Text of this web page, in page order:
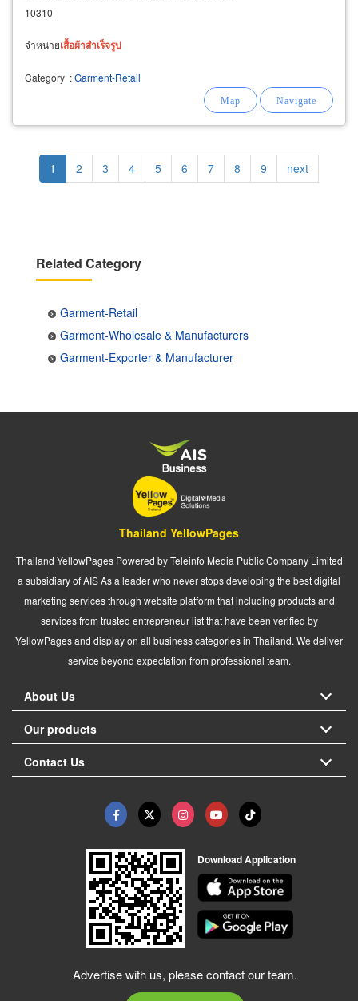
10310
จำหน่ายเสื้อผ้าสำเร็จรูป
Category :Garment-Retail
Pagination
Current
page
1 Page
2 Page
3 Page
4 Page
5 Page
6 Page
7 Page
8 Page
9
Next
page
next
Related Category
Garment-Retail
Garment-Wholesale & Manufacturers
Garment-Exporter & Manufacturer
Thailand YellowPages
Thailand YellowPages Powered by Teleinfo Media Public Company Limited
a subsidiary of AIS As a leader who never stops developing the best digital
marketing services through website platform that including products and
services from trusted entrepreneur list that have been verified by
YellowPages and display on all business categories in Thailand. We deliver
service beyond expectation from professional team.
About Us
Our products
Contact Us
Download Application
Advertise with us, please contact our team.